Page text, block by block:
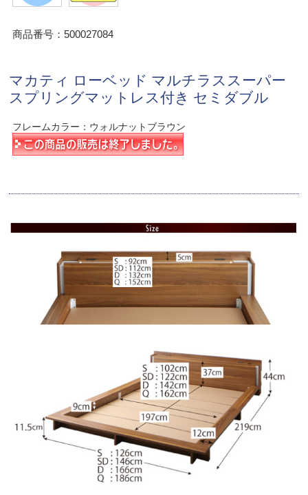
商品番号：500027084
マカティ ローベッド マルチラススーパー
スプリングマットレス付き セミダブル
フレームカラー：ウォルナットブラウン